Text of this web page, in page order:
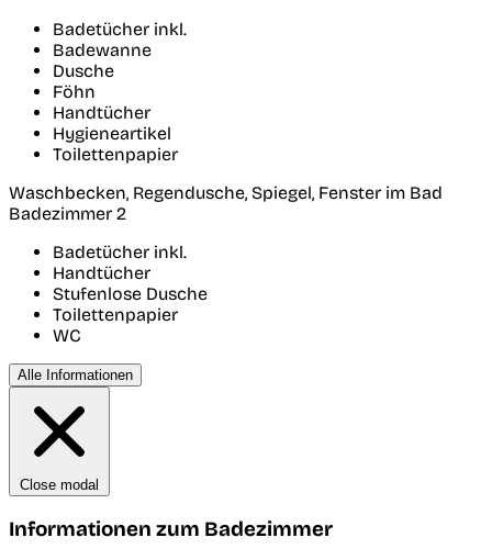
Badetücher inkl.
Badewanne
Dusche
Föhn
Handtücher
Hygieneartikel
Toilettenpapier
Waschbecken, Regendusche, Spiegel, Fenster im Bad
Badezimmer 2
Badetücher inkl.
Handtücher
Stufenlose Dusche
Toilettenpapier
WC
Alle Informationen
Close modal
Informationen zum Badezimmer